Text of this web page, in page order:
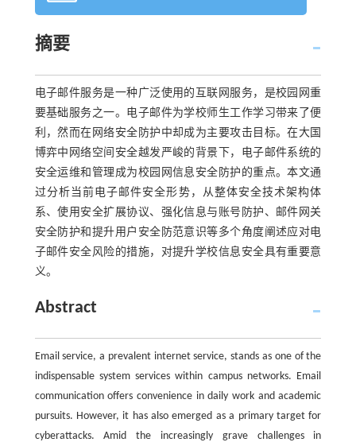
摘要
电子邮件服务是一种广泛使用的互联网服务，是校园网重
要基础服务之一。电子邮件为学校师生工作学习带来了便
利，然而在网络安全防护中却成为主要攻击目标。在大国
博弈中网络空间安全越发严峻的背景下，电子邮件系统的
安全运维和管理成为校园网信息安全防护的重点。本文通
过分析当前电子邮件安全形势，从整体安全技术架构体
系、使用安全扩展协议、强化信息与账号防护、邮件网关
安全防护和提升用户安全防范意识等多个角度阐述应对电
子邮件安全风险的措施，对提升学校信息安全具有重要意
义。
Abstract
Email service, a prevalent internet service, stands as one of the
indispensable system services within campus networks. Email
communication offers convenience in daily work and academic
pursuits. However, it has also emerged as a primary target for
cyberattacks. Amid the increasingly grave challenges in